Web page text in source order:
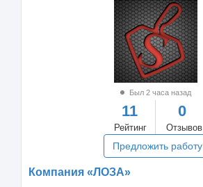
Был 2 часа назад
11
Рейтинг
0
Отзывов
Предложить работу
Компания «ЛОЗА»